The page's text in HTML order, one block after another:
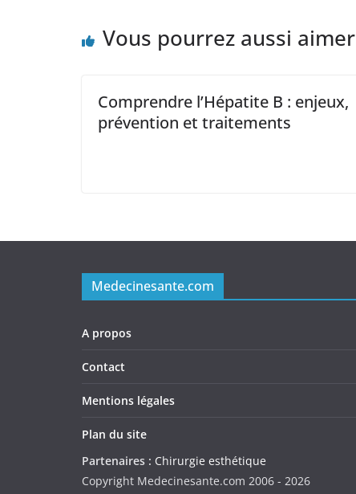
Vous pourrez aussi aimer
Comprendre l’Hépatite B : enjeux,
prévention et traitements
Medecinesante.com
A propos
Contact
Mentions légales
Plan du site
Partenaires : Chirurgie esthétique
Copyright Medecinesante.com 2006 - 2026